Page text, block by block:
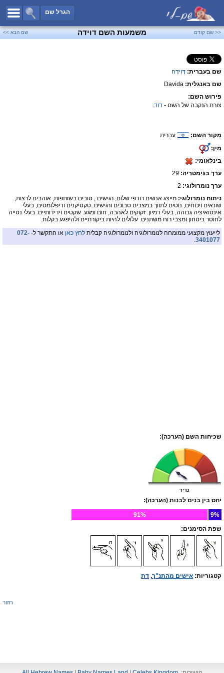
הגרל שם
כל השמות
שמות לבנים
פייסבוק
<< שם קודם משמעות השם דוידה שם הבא >>
שם בעברית: דָּוִידָה
שם באנגלית: Davida
פירוש השם:
צורת הנקבה של השם - דוד.
מקור השם:
עברית
מין:
בינלאומי:
ערך בגימטריה:
ערך נומרולוגי: 2
ניתוח נומרולוגי: מייצג אנשים רודפי שלום, רגישים , טובים בשותפות, אוהבים לרצות,
שונאים ויכוחים, נוטים לתווך במצבים סבוכים ורגישים. טקטיקנים ודיפלומטים, בעלי
אינטואיציה גבוהה, בעלי דמיון. זקוקים לאהבה, חום ומגע. שקטים וידידותיים. בעלי נטייה
לחוסר ביטחון ומצבי רוח משתנים. עלולים להיות ביקורתיים ולהיפגע בקלות.
לייעוץ מקצועי ממומחה לנומרולוגיה ולנומרולוגיה קבלית לחץ כאן או התקשר ל- 072-
3401077
.
שכיחות השם (הערכה):
נדיר
יחס בין בנים לבנות (הערכה):
9%
91%
שפת הסימנים:
קטגוריות: אישים מהתנ"ך, דת
חזור